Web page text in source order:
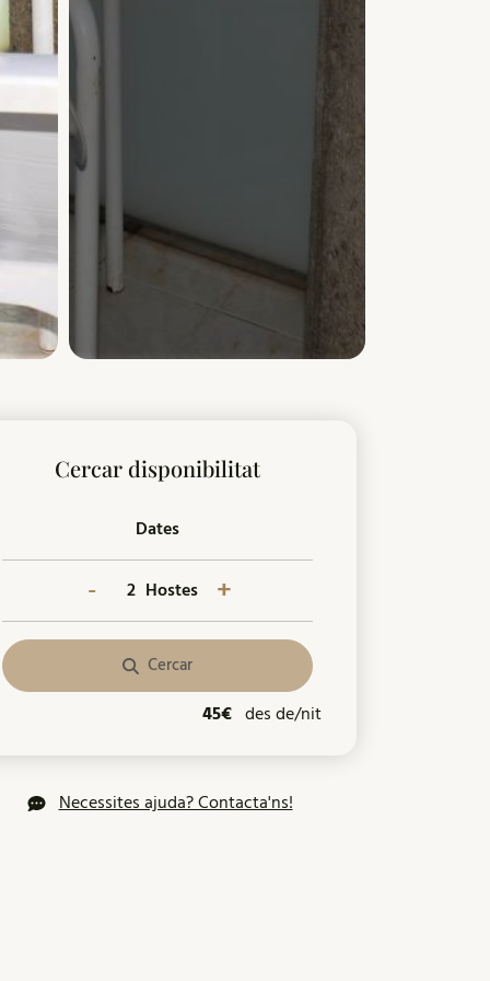
Cercar disponibilitat
Dates
- Hostes +
Cercar
45€ des de/nit
Necessites ajuda? Contacta'ns!